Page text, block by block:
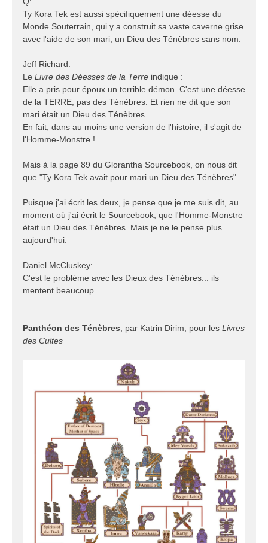
Ty Kora Tek est aussi spécifiquement une déesse du
Monde Souterrain, qui y a construit sa vaste caverne grise
avec l'aide de son mari, un Dieu des Ténèbres sans nom.
Jeff Richard:
Le Livre des Déesses de la Terre indique :
Elle a pris pour époux un terrible démon. C'est une déesse
de la TERRE, pas des Ténèbres. Et rien ne dit que son
mari était un Dieu des Ténèbres.
En fait, dans au moins une version de l'histoire, il s'agit de
l'Homme-Monstre !
Mais à la page 89 du Glorantha Sourcebook, on nous dit
que "Ty Kora Tek avait pour mari un Dieu des Ténèbres".
Puisque j'ai écrit les deux, je pense que je me suis dit, au
moment où j'ai écrit le Sourcebook, que l'Homme-Monstre
était un Dieu des Ténèbres. Mais je ne le pense plus
aujourd'hui.
Daniel McCluskey:
C'est le problème avec les Dieux des Ténèbres... ils
mentent beaucoup.
Panthéon des Ténèbres, par Katrin Dirim, pour les Livres
des Cultes